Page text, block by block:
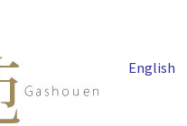
English